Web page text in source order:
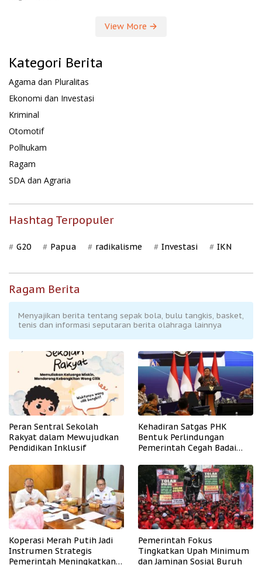
View More
Kategori Berita
Agama dan Pluralitas
Ekonomi dan Investasi
Kriminal
Otomotif
Polhukam
Ragam
SDA dan Agraria
Hashtag Terpopuler
G20 Papua radikalisme Investasi IKN
Ragam Berita
Menyajikan berita tentang sepak bola, bulu tangkis, basket,
tenis dan informasi seputaran berita olahraga lainnya
Peran Sentral Sekolah
Rakyat dalam Mewujudkan
Pendidikan Inklusif
Kehadiran Satgas PHK
Bentuk Perlindungan
Pemerintah Cegah Badai
Koperasi Merah Putih Jadi
Instrumen Strategis
Pemerintah Meningkatkan
Pemerintah Fokus
Tingkatkan Upah Minimum
dan Jaminan Sosial Buruh